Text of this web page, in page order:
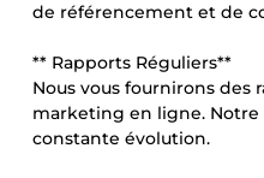
de référencement et de
** Rapports Réguliers**
Nous vous fournirons
marketing en ligne.
constante évolution.